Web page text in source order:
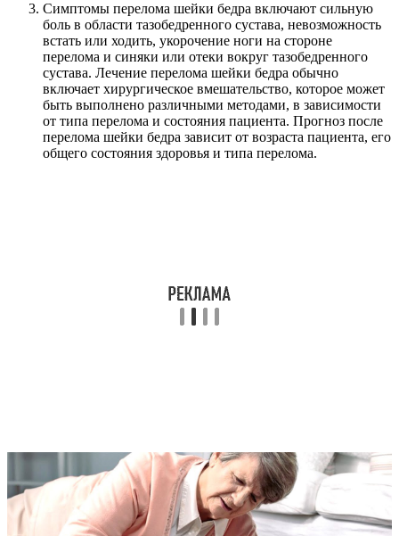
Симптомы перелома шейки бедра включают сильную
боль в области тазобедренного сустава, невозможность
встать или ходить, укорочение ноги на стороне
перелома и синяки или отеки вокруг тазобедренного
сустава. Лечение перелома шейки бедра обычно
включает хирургическое вмешательство, которое может
быть выполнено различными методами, в зависимости
от типа перелома и состояния пациента. Прогноз после
перелома шейки бедра зависит от возраста пациента, его
общего состояния здоровья и типа перелома.